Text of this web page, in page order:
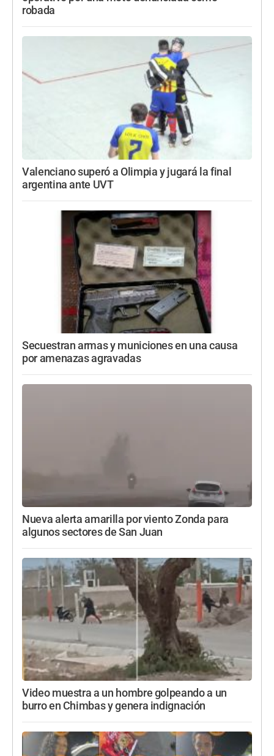
robada
Valenciano superó a Olimpia y jugará la final
argentina ante UVT
Secuestran armas y municiones en una causa
por amenazas agravadas
Nueva alerta amarilla por viento Zonda para
algunos sectores de San Juan
Video muestra a un hombre golpeando a un
burro en Chimbas y genera indignación